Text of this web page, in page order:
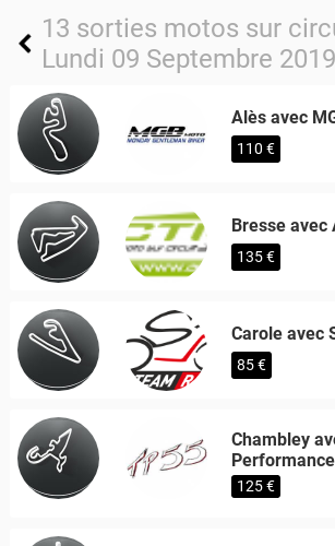
13 sorties motos sur
Lundi 09 Septembre 2019
Alès avec
110 €
Bresse avec
135 €
Carole avec
85 €
Chambley
125 €